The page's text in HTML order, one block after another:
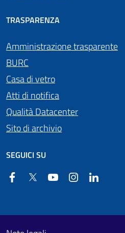
TRASPARENZA
Amministrazione trasparente
BURC
Casa di vetro
Atti di notifica
Qualità Datacenter
Sito di archivio
SEGUICI SU
FacebookTwitter YouTube Instagram
Footer First
Useful links section